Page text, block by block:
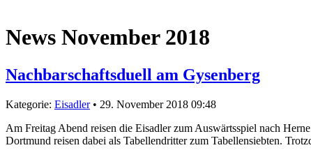
News November 2018
Nachbarschaftsduell am Gysenberg
Kategorie: Eisadler• 29. November 2018 09:48
Am Freitag Abend reisen die Eisadler zum Auswärtsspiel nach
Dortmund reisen dabei als Tabellendritter zum Tabellensiebten.